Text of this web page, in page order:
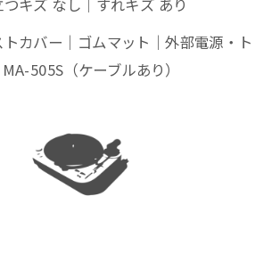
トカバー｜ゴムマット｜外部電源・ト
505S（ケーブルあり）